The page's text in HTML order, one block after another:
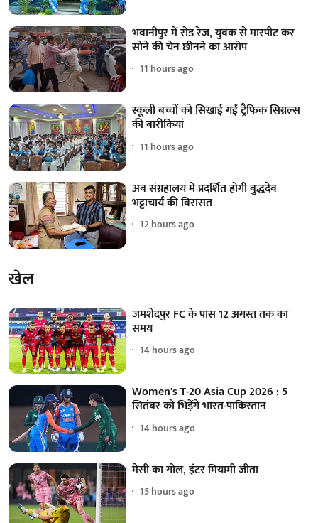
भवानीपुर में रोड रेज, युवक से मारपीट कर
सोने की चेन छीनने का आरोप
11 hours ago
स्कूली बच्चों को सिखाई गईं ट्रैफिक सिग्नल्स
की बारीकियां
11 hours ago
अब संग्रहालय में प्रदर्शित होगी बुद्धदेव
भट्टाचार्य की विरासत
12 hours ago
खेल
जमशेदपुर FC के पास 12 अगस्त तक का
समय
14 hours ago
Women's T-20 Asia Cup 2026 : 5
सितंबर को भिड़ेंगे भारत-पाकिस्तान
14 hours ago
मेसी का गोल, इंटर मियामी जीता
15 hours ago